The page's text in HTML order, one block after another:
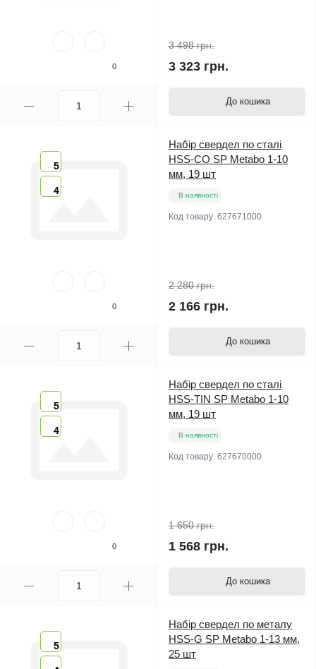
0
3 498 грн.
3 323 грн.
До кошика
5
4
0
Набір свердел по сталі
HSS-CO SP Metabo 1-10
мм, 19 шт
В наявності
Код товару: 627671000
2 280 грн.
2 166 грн.
До кошика
5
4
0
Набір свердел по сталі
HSS-TIN SP Metabo 1-10
мм, 19 шт
В наявності
Код товару: 627670000
1 650 грн.
1 568 грн.
До кошика
5
Набір свердел по металу
HSS-G SP Metabo 1-13 мм,
25 шт